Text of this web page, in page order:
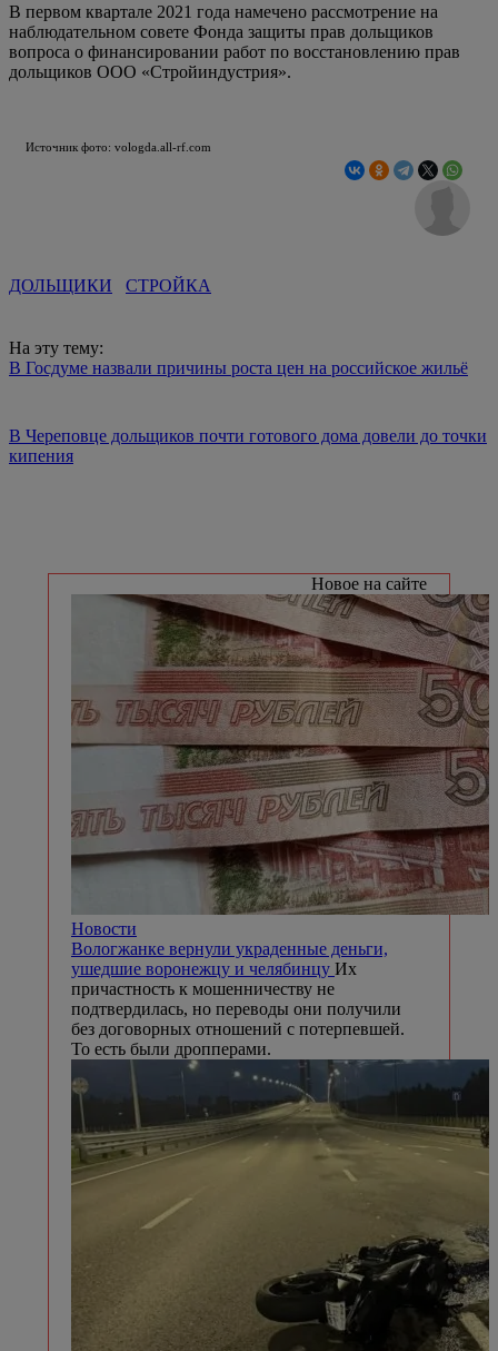
В первом квартале 2021 года намечено рассмотрение на
наблюдательном совете Фонда защиты прав дольщиков
вопроса о финансировании работ по восстановлению прав
дольщиков ООО «Стройиндустрия».
Источник фото: vologda.all-rf.com
ДОЛЬЩИКИ СТРОЙКА
На эту тему:
В Госдуме назвали причины роста цен на российское жильё
В Череповце дольщиков почти готового дома довели до точки
кипения
Новое на сайте
Новости
Вологжанке вернули украденные деньги,
ушедшие воронежцу и челябинцу Их
причастность к мошенничеству не
подтвердилась, но переводы они получили
без договорных отношений с потерпевшей.
То есть были дропперами.